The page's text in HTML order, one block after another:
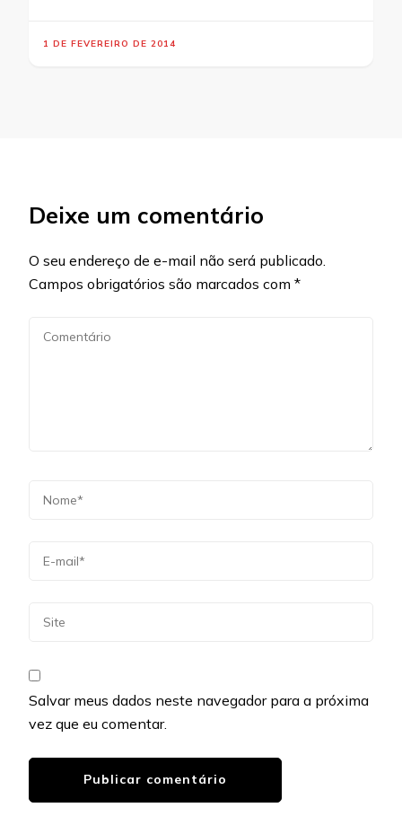
1 DE FEVEREIRO DE 2014
Deixe um comentário
O seu endereço de e-mail não será publicado.
Campos obrigatórios são marcados com *
Salvar meus dados neste navegador para a próxima
vez que eu comentar.